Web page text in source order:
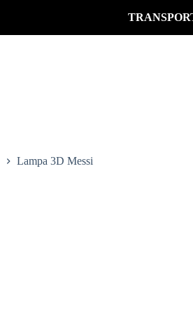
Lampa 3D Messi